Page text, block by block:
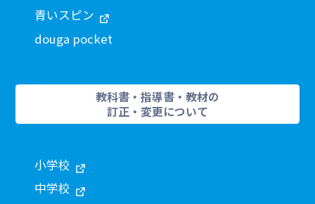
青いスピン
douga pocket
教科書・指導書・教材の
訂正・変更について
小学校
中学校